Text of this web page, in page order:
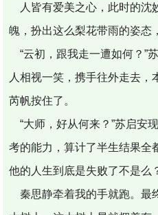
人皆有爱美之心，此时的沈
魄，扮出这么梨花带雨的姿态
“云初，跟我走一遭如何？”
人相视一笑，携手往外走去
芮帆按住了。
“大师，好从何来？”苏启安
考的能力，算计了半生结果全
他的人生到底是失败了不是么
秦思静牵着我的手就跑。最